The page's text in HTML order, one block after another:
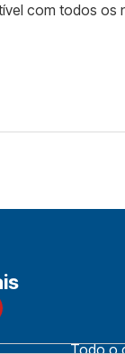
com todos os
Todo o